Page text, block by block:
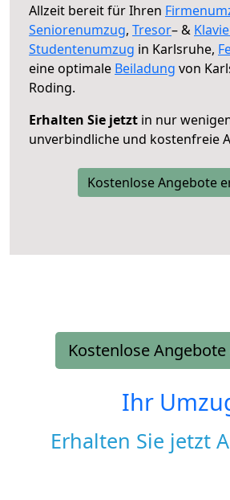
Allzeit bereit für Ihren
Seniorenumzug, Tresor– &
Studentenumzug in Karlsruhe,
eine optimale Beiladung von
Roding.
Erhalten Sie jetzt in nur
unverbindliche und kostenfreie
Kostenlose Angebote
Kostenlose
Ihr
Erhalten Sie jetzt